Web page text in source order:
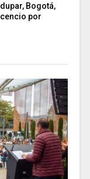
Bogotá,
por